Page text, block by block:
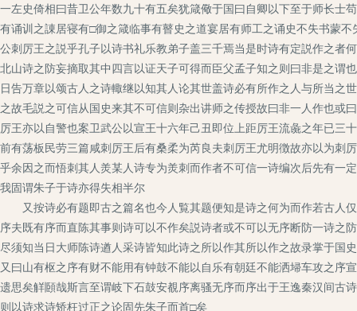
一左史倚相曰昔卫公年数九十有五矣犹箴儆于国曰自卿以下至于师长士
有诵训之諌居寝有□御之箴临事有瞽史之道宴居有师工之诵史不失书蒙
公刺厉王之説乎孔子以诗书礼乐教弟子盖三千焉当是时诗有定説作之者
北山诗之防妄摘取其中四言以证天子可得而臣父孟子知之则曰非是之谓
日告万章以颂古人之诗輙继以知其人论其世盖诗必有所作之人与所当
之故毛説之可信从国史来其不可信则杂出讲师之传授故曰非一人作也
厉王亦以自警也案卫武公以宣王十六年己丑即位上距厉王流彘之年已
前有荡板民劳三篇咸刺厉王后有桑柔为芮良夫刺厉王尤明徴故亦以为刺
乎余因之而悟刺其人羙某人诗专为羙刺而作者不可信一诗编次后先有一
我固谓朱子于诗亦得失相半尔
又按诗必有题即古之篇名也今人覧其题便知是诗之何为而作若古人
序夫既有序而直陈其事则诗可以不作矣説诗者或不可以无序断防一诗
尽须知当日大师陈诗遒人采诗皆知此诗之所以作其所以作之故录掌于
又曰山有枢之序有财不能用有钟鼓不能以自乐有朝廷不能洒埽车攻之
遗思矣觧頥哉斯言至谓岐下石鼓安覩序离骚无序而序出于王逸秦汉间古
则以诗求诗矫枉过正之论固先朱子而首□矣